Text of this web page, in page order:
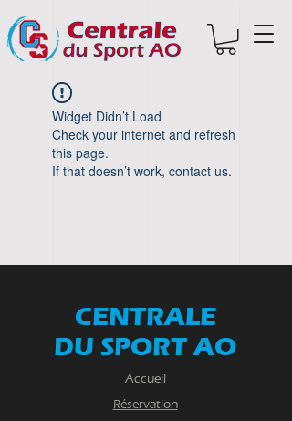
Widget Didn’t Load
Check your internet and refresh
this page.
If that doesn’t work, contact us.
CENTRALE
DU SPORT AO
Accueil
Réservation